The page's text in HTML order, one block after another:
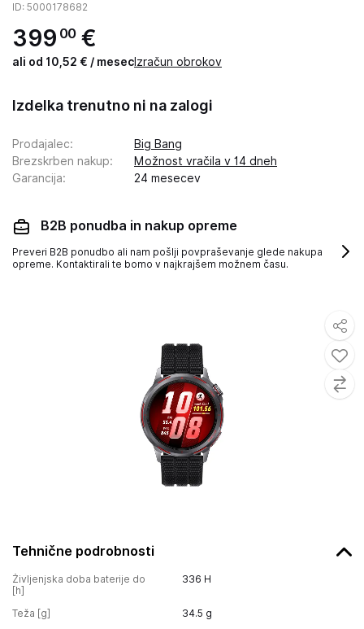
Tehnične podrobnosti
Življenjska doba baterije do
[h]
336 H
Teža [g] 34.5 g
ID: 5000178682
399 00 €
ali od 10,52 € / mesec Izračun obrokov
Izdelka trenutno ni na zalogi
Prodajalec:
Big Bang
Brezskrben nakup:
Možnost vračila v 14 dneh
Garancija: 24 mesecev
B2B ponudba in nakup opreme
Preveri B2B ponudbo ali nam pošlji povpraševanje glede nakupa
opreme. Kontaktirali te bomo v najkrajšem možnem času.